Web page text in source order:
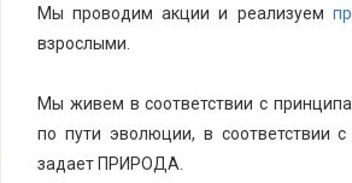
Мы проводим акции и реализуем
взрослыми.
Мы живем в соответствии с
по пути эволюции, в соответствии
задает ПРИРОДА.